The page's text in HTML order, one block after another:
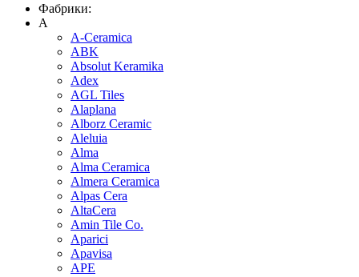
Фабрики:
A
A-Ceramica
ABK
Absolut Keramika
Adex
AGL Tiles
Alaplana
Alborz Ceramic
Aleluia
Alma
Alma Ceramica
Almera Ceramica
Alpas Cera
AltaCera
Amin Tile Co.
Aparici
Apavisa
APE